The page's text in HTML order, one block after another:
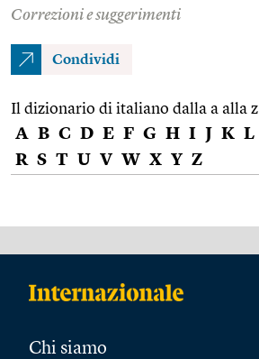
Correzioni e suggerimenti
Condividi
Il dizionario di italiano dalla a alla z
A B C D E F G H I J K L
R S T U V W X Y Z
Chi siamo